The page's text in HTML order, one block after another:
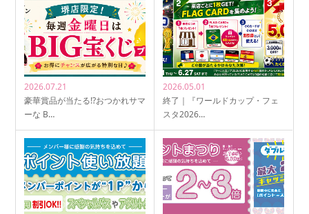
2026.07.21
豪華賞品が当たる!?おつかれサマ
ーな B…
2026.05.01
終了｜『ワールドカップ・フェ
スタ2026…